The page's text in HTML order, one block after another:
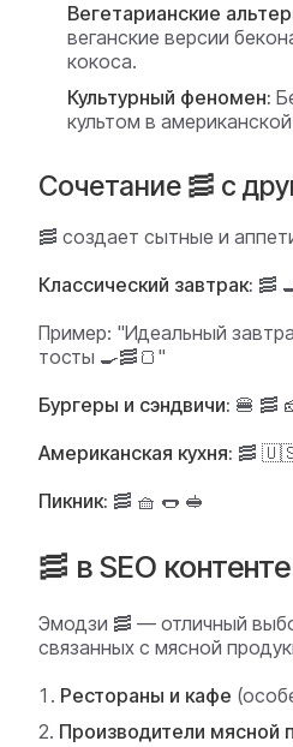
Вегетарианские
веганские версии
кокоса.
Культурный феномен:
культом в
Сочетание 🥓 с
🥓 создает сытные и
Классический завтрак: 🥓
Пример: "Идеальный
тосты 🍳🥓🍞"
Бургеры и сэндвичи: 🍔 🥓
Американская кухня: 🥓
Пикник: 🥓 🧺 🌭 🥪
🥓 в SEO контенте
Эмодзи 🥓 — отличный
связанных с мясной
Рестораны и кафе
Производители мясной